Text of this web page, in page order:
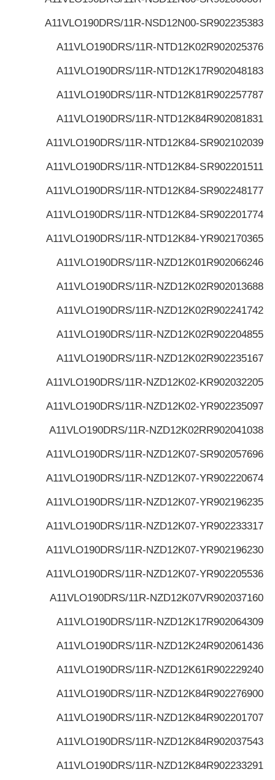
R902235383
A11VLO190DRS/11R-NSD12N00-S
R902025376
A11VLO190DRS/11R-NTD12K02
R902048183
A11VLO190DRS/11R-NTD12K17
R902257787
A11VLO190DRS/11R-NTD12K81
R902081831
A11VLO190DRS/11R-NTD12K84
R902102039
A11VLO190DRS/11R-NTD12K84-S
R902201511
A11VLO190DRS/11R-NTD12K84-S
R902248177
A11VLO190DRS/11R-NTD12K84-S
R902201774
A11VLO190DRS/11R-NTD12K84-S
R902170365
A11VLO190DRS/11R-NTD12K84-Y
R902066246
A11VLO190DRS/11R-NZD12K01
R902013688
A11VLO190DRS/11R-NZD12K02
R902241742
A11VLO190DRS/11R-NZD12K02
R902204855
A11VLO190DRS/11R-NZD12K02
R902235167
A11VLO190DRS/11R-NZD12K02
R902032205
A11VLO190DRS/11R-NZD12K02-K
R902235097
A11VLO190DRS/11R-NZD12K02-Y
R902041038
A11VLO190DRS/11R-NZD12K02R
R902057696
A11VLO190DRS/11R-NZD12K07-S
R902220674
A11VLO190DRS/11R-NZD12K07-Y
R902196235
A11VLO190DRS/11R-NZD12K07-Y
R902233317
A11VLO190DRS/11R-NZD12K07-Y
R902196230
A11VLO190DRS/11R-NZD12K07-Y
R902205536
A11VLO190DRS/11R-NZD12K07-Y
R902037160
A11VLO190DRS/11R-NZD12K07V
R902064309
A11VLO190DRS/11R-NZD12K17
R902061436
A11VLO190DRS/11R-NZD12K24
R902229240
A11VLO190DRS/11R-NZD12K61
R902276900
A11VLO190DRS/11R-NZD12K84
R902201707
A11VLO190DRS/11R-NZD12K84
R902037543
A11VLO190DRS/11R-NZD12K84
R902233291
A11VLO190DRS/11R-NZD12K84